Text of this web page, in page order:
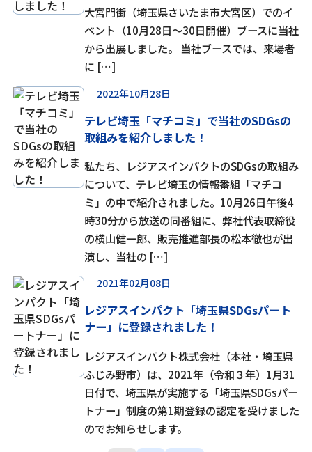
大宮門街（埼玉県さいたま市大宮区）でのイ
ベント（10月28日～30日開催）ブースに当社
から出展しました。 当社ブースでは、来場者
に […]
2022年10月28日
テレビ埼玉「マチコミ」で当社のSDGsの
取組みを紹介しました！
私たち、レジアスインパクトのSDGsの取組み
について、テレビ埼玉の情報番組「マチコ
ミ」の中で紹介されました。10月26日午後4
時30分から放送の同番組に、弊社代表取締役
の横山健一郎、販売推進部長の松本徹也が出
演し、当社の […]
2021年02月08日
レジアスインパクト「埼玉県SDGsパート
ナー」に登録されました！
レジアスインパクト株式会社（本社・埼玉県
ふじみ野市）は、2021年（令和３年）1月31
日付で、埼玉県が実施する「埼玉県SDGsパー
トナー」制度の第1期登録の認定を受けました
のでお知らせします。